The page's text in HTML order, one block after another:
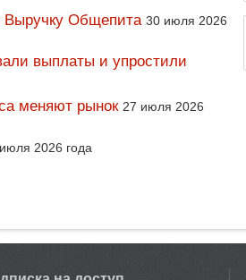
Выручку Общепита 30 июля 2026
выплаты и упростили
меняют рынок 27 июля 2026
2026 года